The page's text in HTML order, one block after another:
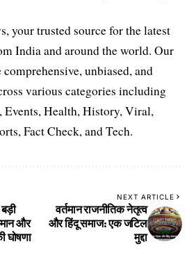
your trusted source for the latest
India and around the world. Our
unbiased, and
various categories including
Events, Health, History, Viral,
Fact Check, and Tech.
और
घोषणा
NEXT ARTICLE
वर्तमान राजनीतिक नेतृत्व
और हिंदू समाज: एक जटिल
मुद्दा